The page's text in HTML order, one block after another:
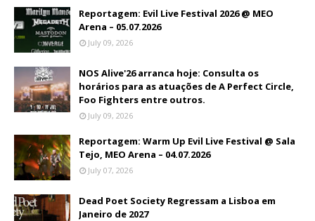
Reportagem: Evil Live Festival 2026 @ MEO
Arena – 05.07.2026
July 09, 2026
NOS Alive'26 arranca hoje: Consulta os
horários para as atuações de A Perfect Circle,
Foo Fighters entre outros.
July 09, 2026
Reportagem: Warm Up Evil Live Festival @ Sala
Tejo, MEO Arena – 04.07.2026
July 07, 2026
Dead Poet Society Regressam a Lisboa em
Janeiro de 2027